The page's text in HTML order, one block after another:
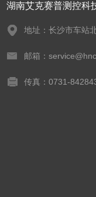
湖南艾克赛普测控科
地址：长沙市车站
邮箱：
传真：0731-